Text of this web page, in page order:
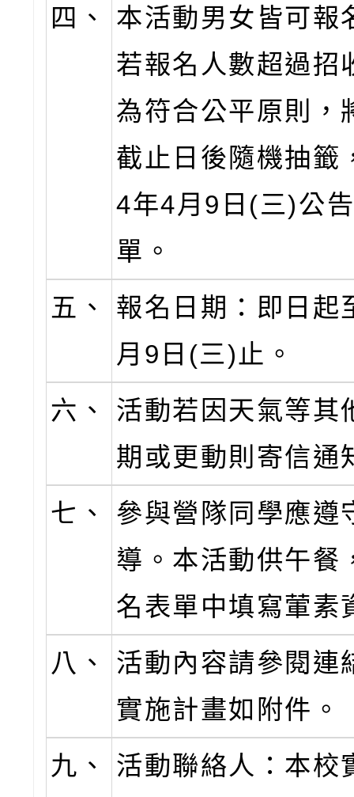
四、
本活動男女皆可報
若報名人數超過招
為符合公平原則，
截止日後隨機抽籤
4年4月9日(三)公
單。
五、
報名日期：即日起
月9日(三)止。
六、
活動若因天氣等其
期或更動則寄信通
七、
參與營隊同學應遵
導。本活動供午餐
名表單中填寫葷素
八、
活動內容請參閱連
實施計畫如附件。
九、
活動聯絡人：本校